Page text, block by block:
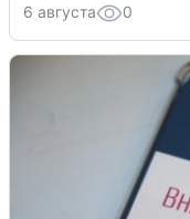
6 августа 0